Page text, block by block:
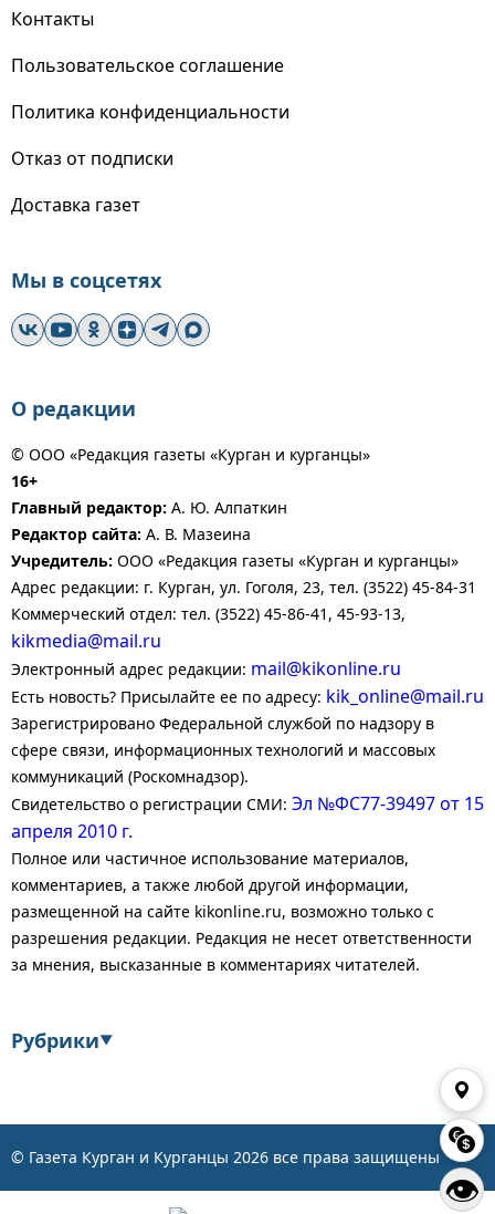
👁
Контакты
Пользовательское соглашение
Политика конфиденциальности
Отказ от подписки
Доставка газет
Мы в соцсетях
О редакции
© ООО «Редакция газеты «Курган и курганцы»
16+
Главный редактор: А. Ю. Алпаткин
Редактор сайта: А. В. Мазеина
Учредитель: ООО «Редакция газеты «Курган и курганцы»
Адрес редакции: г. Курган, ул. Гоголя, 23, тел. (3522) 45-84-31
Коммерческий отдел: тел. (3522) 45-86-41, 45-93-13,
kikmedia@mail.ru
Электронный адрес редакции: mail@kikonline.ru
Есть новость? Присылайте ее по адресу: kik_online@mail.ru
Зарегистрировано Федеральной службой по надзору в
сфере связи, информационных технологий и массовых
коммуникаций (Роскомнадзор).
Свидетельство о регистрации СМИ: Эл №ФС77-39497 от 15
апреля 2010 г.
Полное или частичное использование материалов,
комментариев, а также любой другой информации,
размещенной на сайте kikonline.ru, возможно только с
разрешения редакции. Редакция не несет ответственности
за мнения, высказанные в комментариях читателей.
Рубрики▼
© Газета Курган и Курганцы 2026 все права защищены